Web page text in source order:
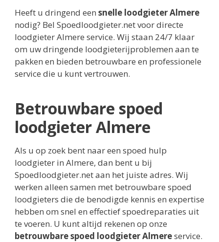
Heeft u dringend een snelle loodgieter Almere
nodig? Bel Spoedloodgieter.net voor directe
loodgieter Almere service. Wij staan 24/7 klaar
om uw dringende loodgieterijproblemen aan te
pakken en bieden betrouwbare en professionele
service die u kunt vertrouwen.
Betrouwbare spoed
loodgieter Almere
Als u op zoek bent naar een spoed hulp
loodgieter in Almere, dan bent u bij
Spoedloodgieter.net aan het juiste adres. Wij
werken alleen samen met betrouwbare spoed
loodgieters die de benodigde kennis en expertise
hebben om snel en effectief spoedreparaties uit
te voeren. U kunt altijd rekenen op onze
betrouwbare spoed loodgieter Almereservice.